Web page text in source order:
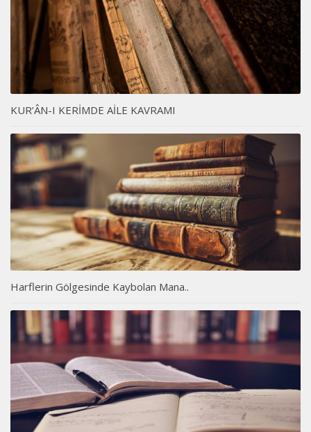
KUR’ÂN-I KERİMDE AİLE KAVRAMI
Harflerin Gölgesinde Kaybolan Mana..